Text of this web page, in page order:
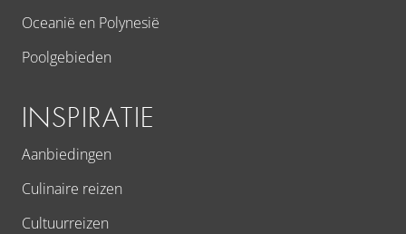
Oceanië en Polynesië
Poolgebieden
INSPIRATIE
Aanbiedingen
Culinaire reizen
Cultuurreizen